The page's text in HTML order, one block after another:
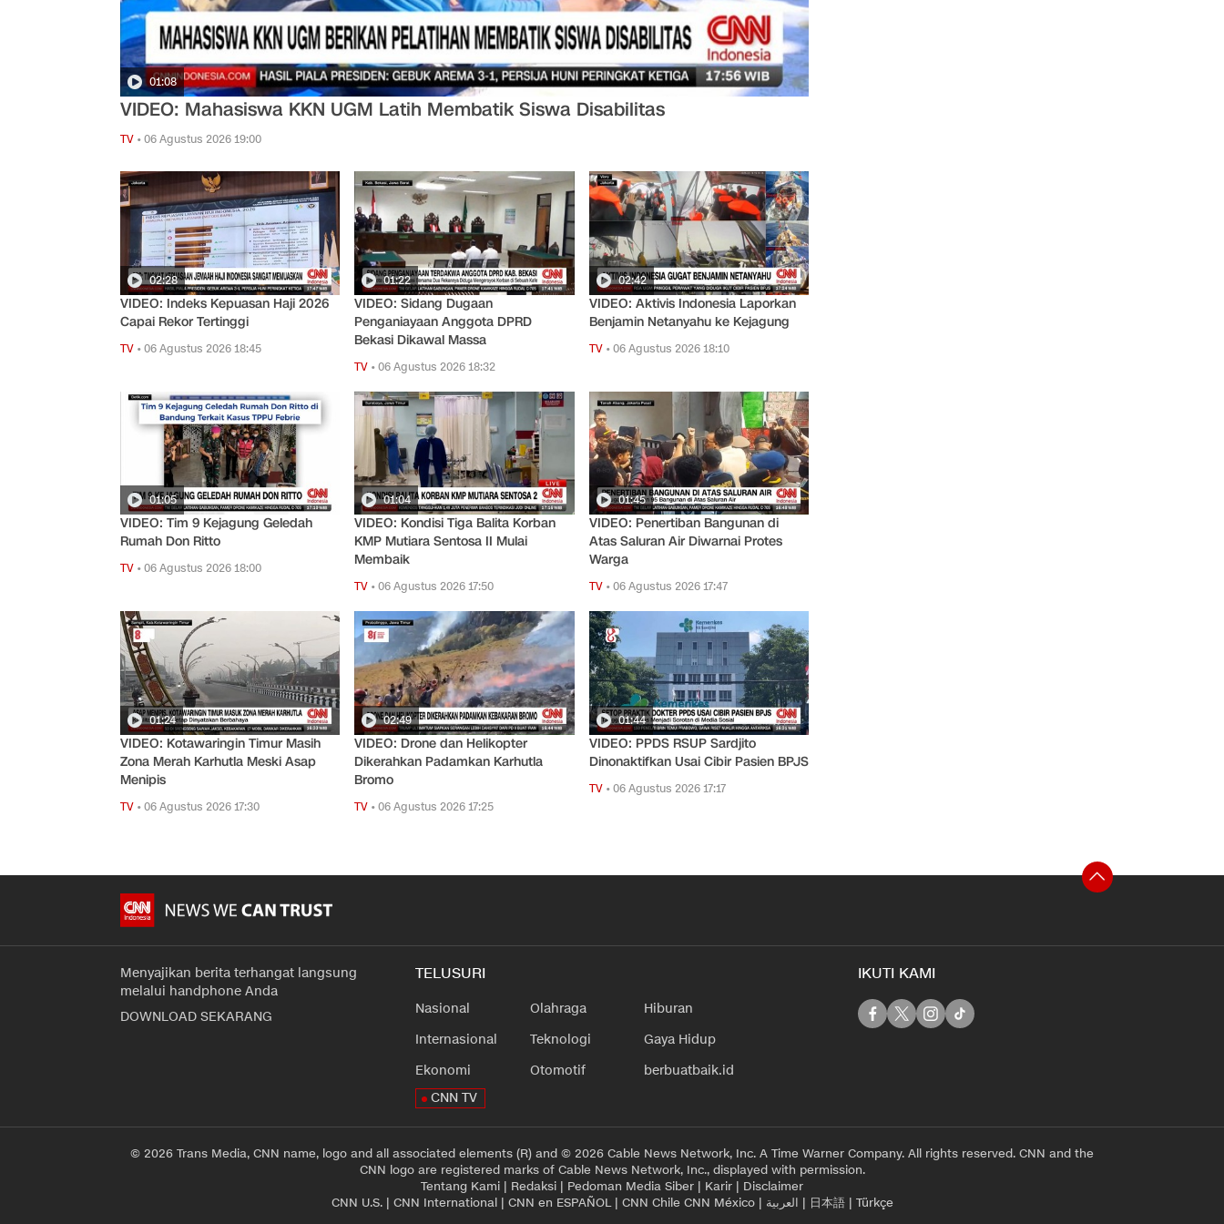
01:08
VIDEO: Mahasiswa KKN UGM Latih Membatik Siswa Disabilitas
TV •06 Agustus 2026 19:00
02:28
VIDEO: Indeks Kepuasan Haji 2026
Capai Rekor Tertinggi
TV •06 Agustus 2026 18:45
01:22
VIDEO: Sidang Dugaan
Penganiayaan Anggota DPRD
Bekasi Dikawal Massa
TV •06 Agustus 2026 18:32
02:42
VIDEO: Aktivis Indonesia Laporkan
Benjamin Netanyahu ke Kejagung
TV•06 Agustus 2026 18:10
01:05
VIDEO: Tim 9 Kejagung Geledah
Rumah Don Ritto
TV •06 Agustus 2026 18:00
01:04
VIDEO: Kondisi Tiga Balita Korban
KMP Mutiara Sentosa II Mulai
Membaik
TV •06 Agustus 2026 17:50
01:45
VIDEO: Penertiban Bangunan di
Atas Saluran Air Diwarnai Protes
Warga
TV•06 Agustus 2026 17:47
01:24
VIDEO: Kotawaringin Timur Masih
Zona Merah Karhutla Meski Asap
Menipis
TV •06 Agustus 2026 17:30
02:49
VIDEO: Drone dan Helikopter
Dikerahkan Padamkan Karhutla
Bromo
TV •06 Agustus 2026 17:25
01:44
VIDEO: PPDS RSUP Sardjito
Dinonaktifkan Usai Cibir Pasien BPJS
TV•06 Agustus 2026 17:17
Menyajikan berita terhangat langsung
melalui handphone Anda
DOWNLOAD SEKARANG
TELUSURI
Nasional
Internasional
Ekonomi
Olahraga
Teknologi
Otomotif
Hiburan
Gaya Hidup
berbuatbaik.id
CNN TV
IKUTI KAMI
© 2026 Trans Media, CNN name, logo and all associated elements (R) and © 2026 Cable News Network, Inc. A Time Warner Company. All rights reserved. CNN and the
CNN logo are registered marks of Cable News Network, Inc., displayed with permission.
Tentang Kami | Redaksi | Pedoman Media Siber | Karir | Disclaimer
CNN U.S.| CNN International| CNN en ESPAÑOL| CNN Chile CNN México| العربية | 日本語| Türkçe